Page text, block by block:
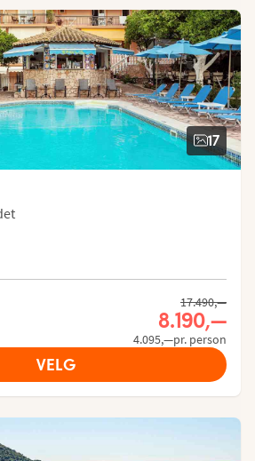
17
fra Vings gjester: 4.027/5
17.490,—
8.190,—
4.095,—pr. person
VELG